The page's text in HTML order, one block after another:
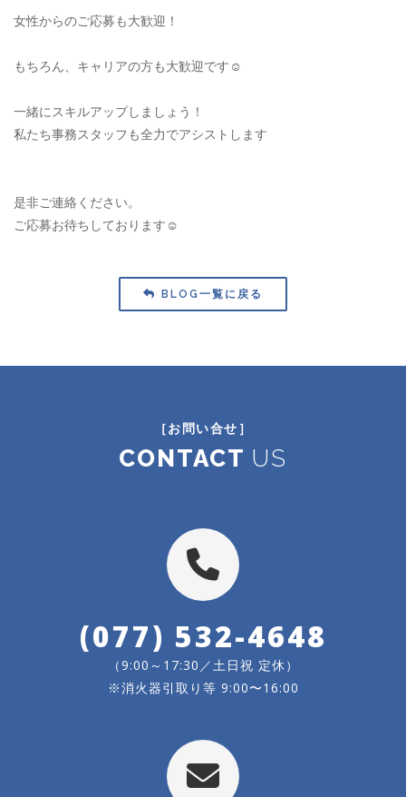
女性からのご応募も大歓迎！
もちろん、キャリアの方も大歓迎です☺︎
一緒にスキルアップしましょう！
私たち事務スタッフも全力でアシストします
是非ご連絡ください。
ご応募お待ちしております☺︎
BLOG一覧に戻る
［お問い合せ］
CONTACT US
(077) 532-4648
（9:00～17:30／土日祝 定休）
※消火器引取り等 9:00〜16:00